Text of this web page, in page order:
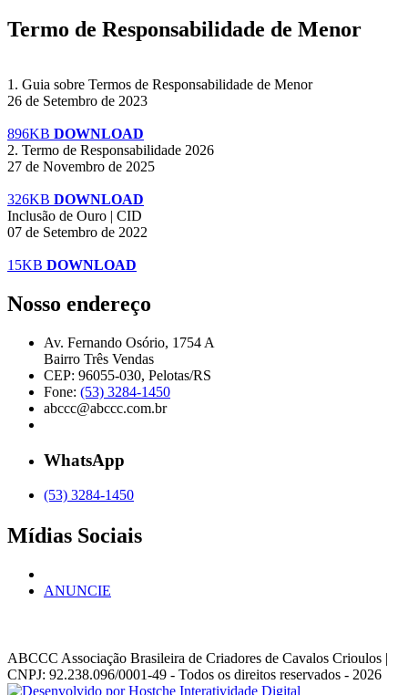
Termo de Responsabilidade de Menor
1. Guia sobre Termos de Responsabilidade de Menor
26 de Setembro de 2023
896KB DOWNLOAD
2. Termo de Responsabilidade 2026
27 de Novembro de 2025
326KB DOWNLOAD
Inclusão de Ouro | CID
07 de Setembro de 2022
15KB DOWNLOAD
Nosso endereço
Av. Fernando Osório, 1754 A
Bairro Três Vendas
CEP: 96055-030, Pelotas/RS
Fone: (53) 3284-1450
abccc@abccc.com.br
WhatsApp
(53) 3284-1450
Mídias Sociais
ANUNCIE
ABCCC Associação Brasileira de Criadores de Cavalos Crioulos |
CNPJ: 92.238.096/0001-49 - Todos os direitos reservados - 2026